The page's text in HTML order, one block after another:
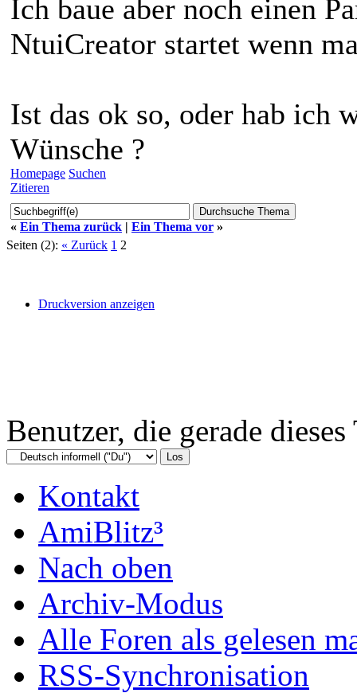
Ich baue aber noch einen
NtuiCreator startet wenn
Ist das ok so, oder hab ich
Wünsche ?
Homepage Suchen
Zitieren
« Ein Thema zurück | Ein Thema vor »
Seiten (2): « Zurück 1 2
Druckversion anzeigen
Benutzer, die gerade
Kontakt
AmiBlitz³
Nach oben
Archiv-Modus
Alle Foren als gelesen
RSS-Synchronisation